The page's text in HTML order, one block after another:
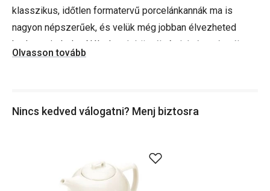
klasszikus, időtlen formatervű porcelánkannák ma is
nagyon népszerűek, és velük még jobban élvezheted
kedvenc italodat. Nálunk
teásbögrék és kávéscsészék
széles kínálatából válogathatsz, hogy a készleted teljes
Olvasson tovább
Nincs kedved válogatni? Menj biztosra